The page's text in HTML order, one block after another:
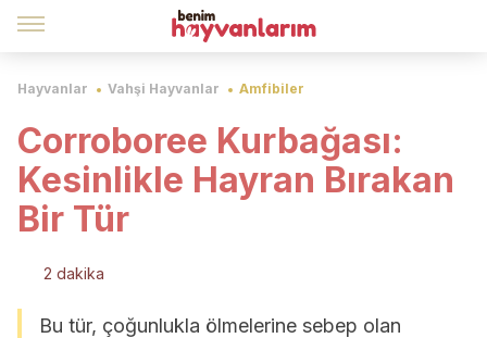
Hayvanlar Vahşi Hayvanlar Amfibiler
Corroboree Kurbağası:
Kesinlikle Hayran Bırakan
Bir Tür
2 dakika
Bu tür, çoğunlukla ölmelerine sebep olan